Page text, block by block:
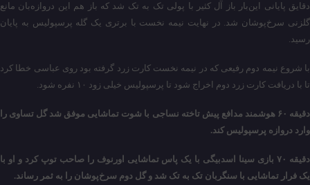
دقایق پایانی این‌بار باز آل کثیر با پولی تک به تک شد که باز هم این دروازه‌بان مانع
گلزنی سرخ‌پوشان شد. در نهایت نیمه نخست با برتری یک گله پرسپولیس به پایان
رسید.
با شروع نیمه دوم رفیعی که در نیمه نخست کارت زرد گرفته بود روی عباسی خطا کرد
تا با دریافت کارت زرد دوم اخراج شود تا پرسپولیس خیلی زود ۱۰ نفره شود.
دقیقه ۶٠ هوشمند مدافع پیش تاخته نساجی با شوت تماشایی موفق شد گل تساوی را
وارد دروازه پرسپولیس کند.
دقیقه ٧٠ بازی سینا اسدبیگی با یک پاس تماشایی اورنوف را صاحب توپ کرد و او با
یک فرار تماشایی با سنگربان تک به تک شد و گل دوم سرخ‌پوشان را به ثمر رساند.